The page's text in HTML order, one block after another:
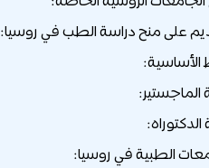
على منح دراسة الطب في روسيا:
الماجستير:
الطبية في روسيا: